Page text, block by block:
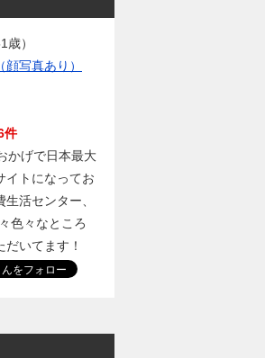
）
写真あり）
件
かげで日本最大
イトになってお
活センター、
色々なところ
いてます！